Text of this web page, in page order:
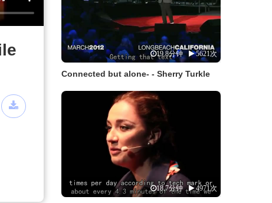
19.8分钟 5621次
Connected but alone- - Sherry Turkle
18.7分钟 4971次